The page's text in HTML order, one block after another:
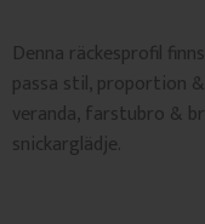
Denna räckesprofil
passa stil, proportion
veranda, farstubro &
snickarglädje.